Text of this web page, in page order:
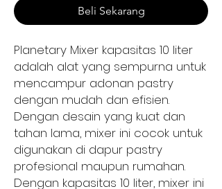
Beli Sekarang
Planetary Mixer kapasitas 10 liter
adalah alat yang sempurna untuk
mencampur adonan pastry
dengan mudah dan efisien.
Dengan desain yang kuat dan
tahan lama, mixer ini cocok untuk
digunakan di dapur pastry
profesional maupun rumahan.
Dengan kapasitas 10 liter, mixer ini